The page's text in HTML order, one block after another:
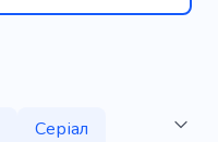
Серіал